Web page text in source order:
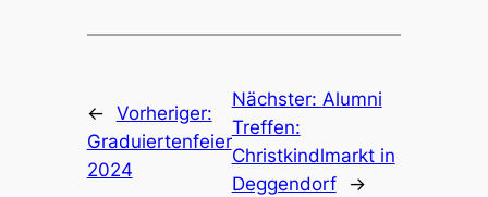
← Vorheriger:
Graduiertenfeier
2024
Nächster: Alumni
Treffen:
Christkindlmarkt in
Deggendorf
→